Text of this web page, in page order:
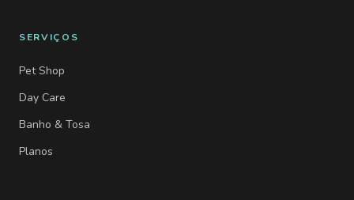
SERVIÇOS
Pet Shop
Day Care
Banho & Tosa
Planos